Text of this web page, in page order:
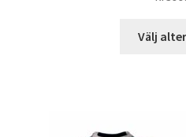
Välj